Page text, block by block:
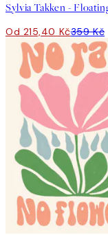
Od 215,40 Kč359 Kč